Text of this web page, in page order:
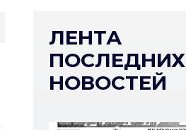
ЛЕНТА
ПОСЛЕДНИХ
НОВОСТЕЙ